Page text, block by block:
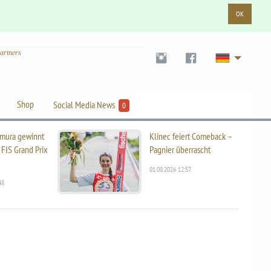
OK
Shop Social Media News 0
gewinnt
Grand Prix
Klinec feiert Comeback –
Pagnier überrascht
01.08.2026 12:57